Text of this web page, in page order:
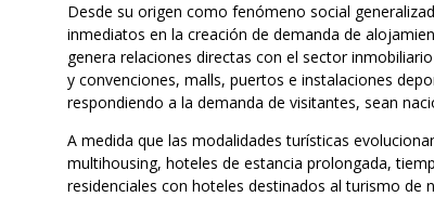
Desde su origen como fenómeno social
inmediatos en la creación de demanda de
genera relaciones directas con el sector
y convenciones, malls, puertos e instalaciones
respondiendo a la demanda de visitantes, sean
A medida que las modalidades turísticas
multihousing, hoteles de estancia prolongada,
residenciales con hoteles destinados al turismo de